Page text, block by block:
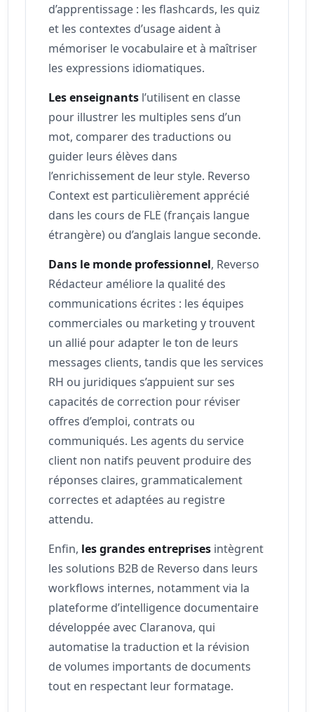
d’apprentissage : les flashcards, les quiz
et les contextes d’usage aident à
mémoriser le vocabulaire et à maîtriser
les expressions idiomatiques.
Les enseignants l’utilisent en classe
pour illustrer les multiples sens d’un
mot, comparer des traductions ou
guider leurs élèves dans
l’enrichissement de leur style. Reverso
Context est particulièrement apprécié
dans les cours de FLE (français langue
étrangère) ou d’anglais langue seconde.
Dans le monde professionnel, Reverso
Rédacteur améliore la qualité des
communications écrites : les équipes
commerciales ou marketing y trouvent
un allié pour adapter le ton de leurs
messages clients, tandis que les services
RH ou juridiques s’appuient sur ses
capacités de correction pour réviser
offres d’emploi, contrats ou
communiqués. Les agents du service
client non natifs peuvent produire des
réponses claires, grammaticalement
correctes et adaptées au registre
attendu.
Enfin, les grandes entreprises intègrent
les solutions B2B de Reverso dans leurs
workflows internes, notamment via la
plateforme d’intelligence documentaire
développée avec Claranova, qui
automatise la traduction et la révision
de volumes importants de documents
tout en respectant leur formatage.